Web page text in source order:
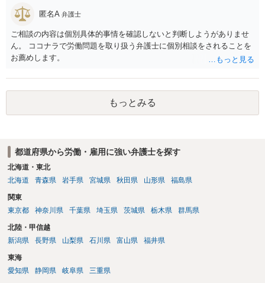
の重大な契約違反がある場合は、実損害の範囲で請求される可能性は
あります。
災での第三者行為傷害（同僚の不注意等による事故）の場合は、当該
第三者の賠償責任も考えられます。 労災で支払われた分は、損害額か
ら控除（損益相殺）されますが、それを超えた部分は、会社もしく
は、第三者から支払ってもらうことになります。 会社等との交渉が必
要になると思います（良い会社でしたら、自ら話してくると思います
の弁護士にご相談ください。 以上、ご参考まで。
匿名A 弁護士
ご相談の内容は個別具体的事情を確認しないと判断しようがありませ
ん。 ココナラで労働問題を取り扱う弁護士に個別相談をされることを
お薦めします。
もっとみる
都道府県から労働・雇用に強い弁護士を探す
北海道・東北
北海道
青森県 岩手県 宮城県 秋田県 山形県 福島県
関東
東京都
神奈川県 千葉県 埼玉県 茨城県 栃木県 群馬県
北陸・甲信越
新潟県
長野県 山梨県 石川県 富山県 福井県
東海
愛知県
静岡県 岐阜県 三重県